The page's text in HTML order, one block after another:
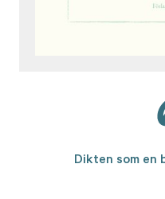
Dikten som en